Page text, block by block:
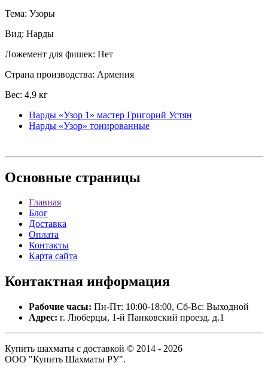
Тема: Узоры
Вид: Нарды
Ложемент для фишек: Нет
Страна производства: Армения
Вес: 4,9 кг
Нарды «Узор 1» мастер Григорий Устян
Нарды «Узор» тонированные
Основные страницы
Главная
Блог
Доставка
Оплата
Контакты
Карта сайта
Контактная информация
Рабочие часы: Пн-Пт: 10:00-18:00, Сб-Вс: Выходной
Адрес: г. Люберцы, 1-й Панковский проезд. д.1
Купить шахматы с доставкой © 2014 - 2026
ООО "Купить Шахматы РУ".